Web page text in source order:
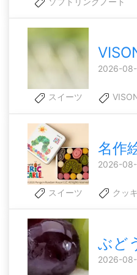
2026-
スイーツ
名作
2026-
スイーツ クッ
ぶど
2026-